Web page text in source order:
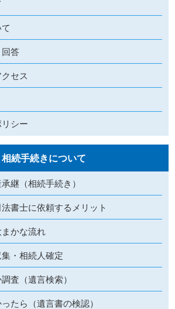
答
セス
シー
相続手続きについて
継（相続手続き）
書士に依頼するメリット
かな流れ
・相続人確定
査（遺言検索）
たら（遺言書の検認）